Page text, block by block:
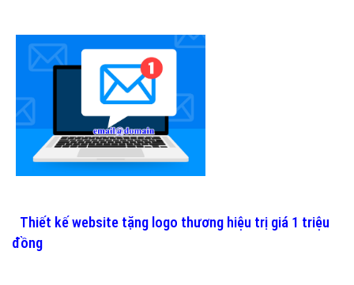
Thiết kế website tặng logo thương hiệu trị giá 1 triệu
đồng